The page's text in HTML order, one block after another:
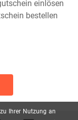
zu Ihrer Nutzung an
einlösen
bestellen